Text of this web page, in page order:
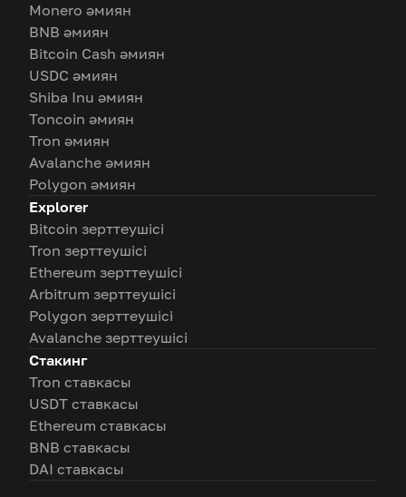
Monero әмиян
BNB әмиян
Bitcoin Cash әмиян
USDC әмиян
Shiba Inu әмиян
Toncoin әмиян
Tron әмиян
Avalanche әмиян
Polygon әмиян
Explorer
Bitcoin зерттеушісі
Tron зерттеушісі
Ethereum зерттеушісі
Arbitrum зерттеушісі
Polygon зерттеушісі
Avalanche зерттеушісі
Стакинг
Tron ставкасы
USDT ставкасы
Ethereum ставкасы
BNB ставкасы
DAI ставкасы